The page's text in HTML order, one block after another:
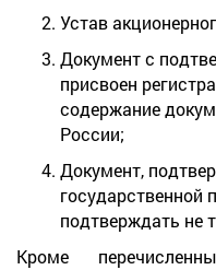
Устав
Документ с
присвоен
содержание
России;
Документ,
государственной
подтверждать не
Кроме